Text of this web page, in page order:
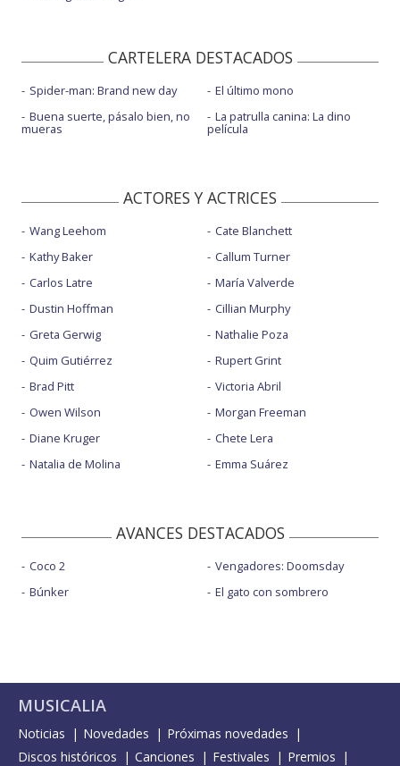
CARTELERA DESTACADOS
Spider-man: Brand new day
Buena suerte, pásalo bien, no
mueras
El último mono
La patrulla canina: La dino
película
ACTORES Y ACTRICES
Wang Leehom
Kathy Baker
Carlos Latre
Dustin Hoffman
Greta Gerwig
Quim Gutiérrez
Brad Pitt
Owen Wilson
Diane Kruger
Natalia de Molina
Cate Blanchett
Callum Turner
María Valverde
Cillian Murphy
Nathalie Poza
Rupert Grint
Victoria Abril
Morgan Freeman
Chete Lera
Emma Suárez
AVANCES DESTACADOS
Coco 2
Búnker
Vengadores: Doomsday
El gato con sombrero
MUSICALIA
Noticias Novedades
Próximas novedades
Discos históricos
Canciones Festivales
Premios